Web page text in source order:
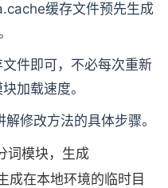
缓存文件预先生成
件即可，不必每次重新
加载速度。
修改方法的具体步骤。
词模块，生成
成在本地环境的临时目